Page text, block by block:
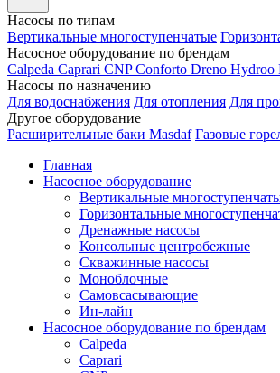
Насосы по типам
Вертикальные многоступенчатые
Насосное оборудование по брендам
Calpeda Caprari CNP Conforto Dreno Hydroo
Насосы по назначению
Для водоснабжения Для отопления Для
Другое оборудование
Расширительные баки Masdaf Газовые
Главная
Насосное оборудование
Вертикальные
Горизонтальные
Дренажные насосы
Консольные центробежные
Скважинные насосы
Моноблочные
Самовсасывающие
Ин-лайн
Насосное оборудование по брендам
Calpeda
Caprari